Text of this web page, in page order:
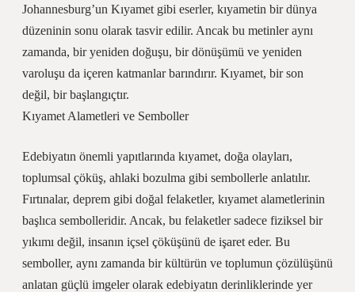
Johannesburg’un Kıyamet gibi eserler, kıyametin bir dünya
düzeninin sonu olarak tasvir edilir. Ancak bu metinler aynı
zamanda, bir yeniden doğuşu, bir dönüşümü ve yeniden
varoluşu da içeren katmanlar barındırır. Kıyamet, bir son
değil, bir başlangıçtır.
Kıyamet Alametleri ve Semboller
Edebiyatın önemli yapıtlarında kıyamet, doğa olayları,
toplumsal çöküş, ahlaki bozulma gibi sembollerle anlatılır.
Fırtınalar, deprem gibi doğal felaketler, kıyamet alametlerinin
başlıca sembolleridir. Ancak, bu felaketler sadece fiziksel bir
yıkımı değil, insanın içsel çöküşünü de işaret eder. Bu
semboller, aynı zamanda bir kültürün ve toplumun çözülüşünü
anlatan güçlü imgeler olarak edebiyatın derinliklerinde yer